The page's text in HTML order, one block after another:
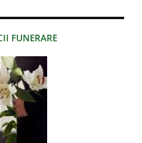
FUNERARE